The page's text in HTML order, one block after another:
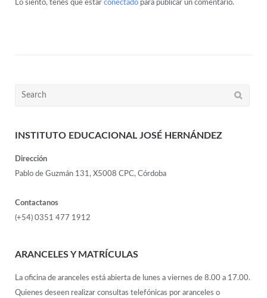
Lo siento, tenés que estar conectadopara publicar un comentario.
INSTITUTO EDUCACIONAL JOSÉ HERNÁNDEZ
Dirección
Pablo de Guzmán 131, X5008 CPC, Córdoba
Contactanos
(+54) 0351 477 1912
ARANCELES Y MATRÍCULAS
La oficina de aranceles está abierta de lunes a viernes de 8.00 a 17.00.
Quienes deseen realizar consultas telefónicas por aranceles o